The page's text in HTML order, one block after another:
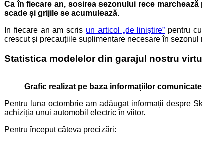
Ca în fiecare an, sosirea sezonului rece
scade și grijile se acumulează.
In fiecare an am scris un articol „de liniștire” pentru
crescut și precauțiile suplimentare necesare în sezonul
Statistica modelelor din garajul nostru
Grafic realizat pe baza informațiilor
Pentru luna octombrie am adăugat informații despre
achiziția unui automobil electric în viitor.
Pentru început câteva precizări: